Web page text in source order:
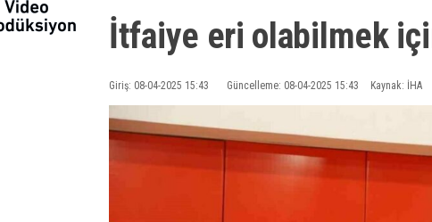
İtfaiye eri olabilmek
Giriş: 08-04-2025 15:43 Güncelleme: 08-04-2025 15:43 Kaynak: İHA